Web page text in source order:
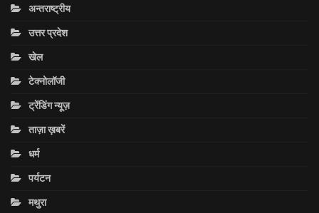
अन्तराष्ट्रीय
उत्तर प्रदेश
खेल
टेक्नोलॉजी
ट्रेंडिंग न्यूज़
ताज़ा ख़बरें
धर्म
पर्यटन
मथुरा